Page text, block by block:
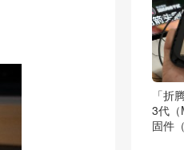
「折
3代
固件